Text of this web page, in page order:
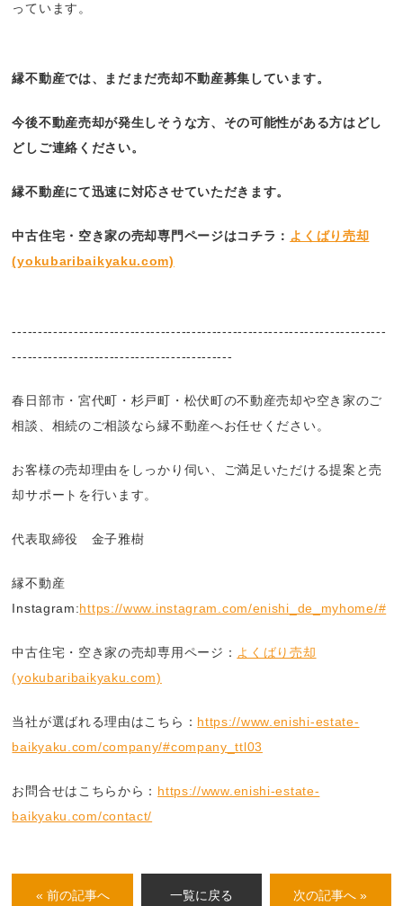
っています。
縁不動産では、まだまだ売却不動産募集しています。
今後不動産売却が発生しそうな方、その可能性がある方はどし
どしご連絡ください。
縁不動産にて迅速に対応させていただきます。
中古住宅・空き家の売却専門ページはコチラ： よくばり売却
(yokubaribaikyaku.com)
-------------------------------------------------------------------------
-------------------------------------------
春日部市・宮代町・杉戸町・松伏町の不動産売却や空き家のご
相談、相続のご相談なら縁不動産へお任せください。
お客様の売却理由をしっかり伺い、ご満足いただける提案と売
却サポートを行います。
代表取締役 金子雅樹
縁不動産
Instagram:https://www.instagram.com/enishi_de_myhome/#
中古住宅・空き家の売却専用ページ： よくばり売却
(yokubaribaikyaku.com)
当社が選ばれる理由はこちら： https://www.enishi-estate-
baikyaku.com/company/#company_ttl03
お問合せはこちらから： https://www.enishi-estate-
baikyaku.com/contact/
« 前の記事へ 一覧に戻る 次の記事へ »